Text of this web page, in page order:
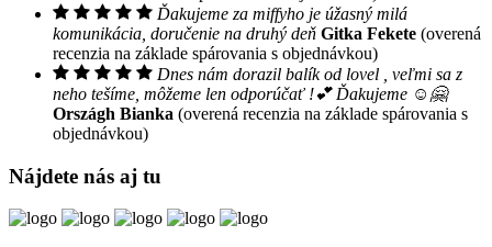
Ďakujeme za miffyho je úžasný milá
komunikácia, doručenie na druhý deň Gitka Fekete (overená
recenzia na základe spárovania s objednávkou)
Dnes nám dorazil balík od lovel , veľmi sa z
neho tešíme, môžeme len odporúčať !💕 Ďakujeme ☺️🤗
Országh Bianka (overená recenzia na základe spárovania s
objednávkou)
Nájdete nás aj tu